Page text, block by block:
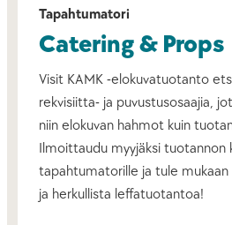
Tapahtumatori
Catering & Props
Visit KAMK -elokuvatuotanto
rekvisiitta- ja puvustusosaajia,
niin elokuvan hahmot kuin
Ilmoittaudu myyjäksi tuotannon
tapahtumatorille ja tule mukaan
ja herkullista leffatuotantoa!